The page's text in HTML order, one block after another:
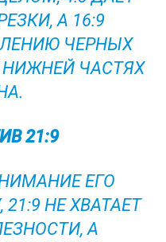
А 16:9
ЧЕРНЫХ
НИЖНЕЙ ЧАСТЯХ
21:9
ЕГО
НЕ ХВАТАЕТ
А